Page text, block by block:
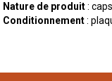
Nature de produit:
Conditionnement: